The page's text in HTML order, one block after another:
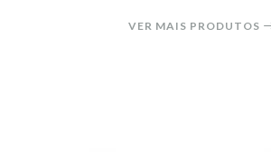
VER MAIS PRODUTOS